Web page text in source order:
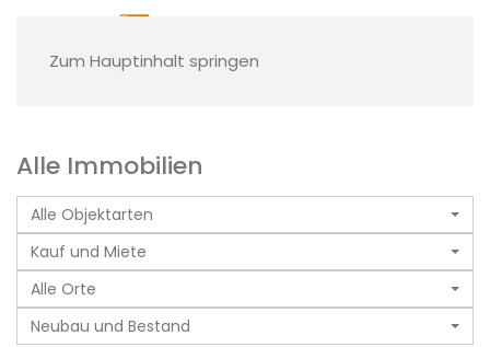
Zum Hauptinhalt springen
Alle Immobilien
Alle Objektarten
Kauf und Miete
Alle Orte
Neubau und Bestand